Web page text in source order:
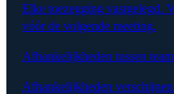
Elke toezegging vastgelegd.
vóór de volgende meeting.
Afhankelijkheden tussen
Afhankelijkheden